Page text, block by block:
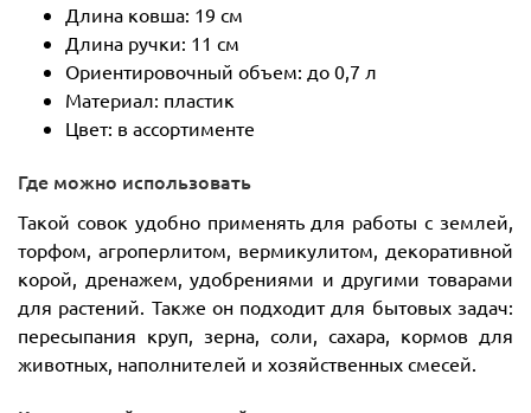
Длина ковша: 19 см
Длина ручки: 11 см
Ориентировочный объем: до 0,7 л
Материал: пластик
Цвет: в ассортименте
Где можно использовать
Такой совок удобно применять для работы с землей,
торфом, агроперлитом, вермикулитом, декоративной
корой, дренажем, удобрениями и другими товарами
для растений. Также он подходит для бытовых задач:
пересыпания круп, зерна, соли, сахара, кормов для
животных, наполнителей и хозяйственных смесей.